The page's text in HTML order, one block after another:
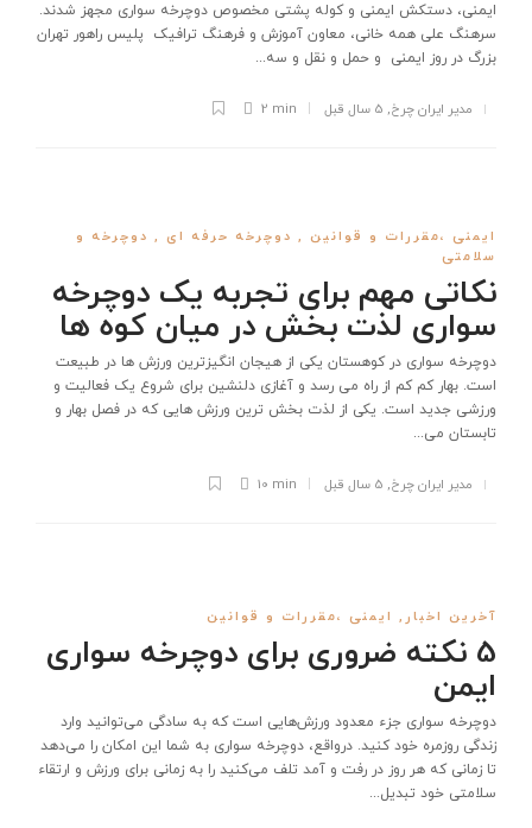
ایمنی، دستکش ایمنی و کوله پشتی مخصوص دوچرخه سواری مجهز شدند.
سرهنگ علی همه خانی، معاون آموزش و فرهنگ ترافیک پلیس راهور تهران
بزرگ در روز ایمنی و حمل و نقل و سه...
مدیر ایران چرخ, 5 سال قبل 2 min
ایمنی ،مقررات و قوانین , دوچرخه حرفه ای , دوچرخه و
سلامتی
نکاتی مهم برای تجربه یک دوچرخه
سواری لذت بخش در میان کوه ها
دوچرخه سواری در کوهستان یکی از هیجان انگیزترین ورزش ها در طبیعت
است. بهار کم کم از راه می رسد و آغازی دلنشین برای شروع یک فعالیت و
ورزشی جدید است. یکی از لذت بخش ترین ورزش هایی که در فصل بهار و
تابستان می...
مدیر ایران چرخ, 5 سال قبل 10 min
آخرین اخبار , ایمنی ،مقررات و قوانین
5 نکته ضروری برای دوچرخه سواری
ایمن
دوچرخه سواری جزء معدود ورزش‌هایی است که به سادگی می‌توانید وارد
زندگی روزمره خود کنید. درواقع، دوچرخه سواری به شما این امکان را می‌دهد
تا زمانی که هر روز در رفت و آمد تلف می‌کنید را به زمانی برای ورزش و ارتقاء
سلامتی خود تبدیل...